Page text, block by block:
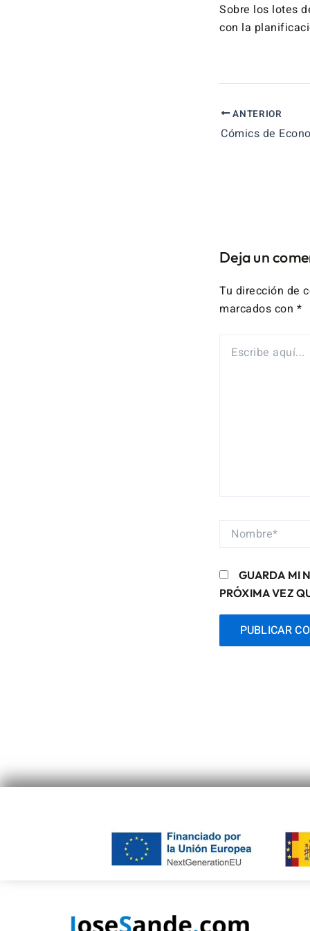
Sobre los lotes
con la
ANTERIOR
Deja un
Tu dirección de
marcados con *
AQUÍ...
NOMBRE*
GUARDA MI
PRÓXIMA VEZ